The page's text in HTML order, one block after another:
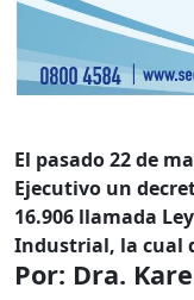
El pasado 22 de
Ejecutivo un
16.906 llamada
Industrial, la cual
Por: Dra.